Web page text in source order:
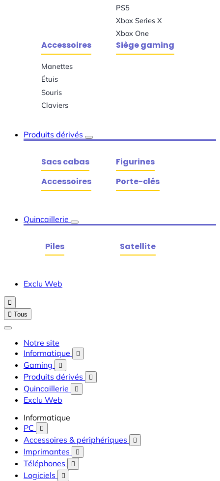
PS5
Xbox Series X
Xbox One
Accessoires
Manettes
Étuis
Souris
Claviers
Siège gaming
Produits dérivés
Sacs cabas
Figurines
Accessoires
Porte-clés
Quincaillerie
Piles Satellite
Exclu Web

 Tous
Notre site
Informatique

Gaming 
Produits dérivés 
Quincaillerie 
Exclu Web
Informatique
PC

Accessoires & périphériques 
Imprimantes 
Téléphones 
Logiciels 